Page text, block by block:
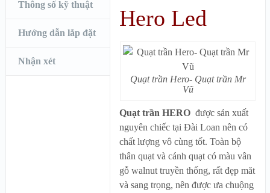
Thông số kỹ thuật
Hướng dẫn lắp đặt
Nhận xét
Hero Led
Quạt trần Hero- Quạt trần Mr
Vũ
Quạt trần HERO được sản xuất
nguyên chiếc tại Đài Loan nên có
chất lượng vô cùng tốt. Toàn bộ
thân quạt và cánh quạt có màu vân
gỗ walnut truyền thống, rất đẹp măt
và sang trọng, nên được ưa chuộng